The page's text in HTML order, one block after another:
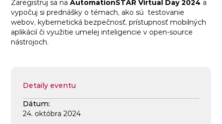
Zaregistruj sa naAutomationSTAR Virtual Day 2024 a
vypočuj si prednášky o témach, ako sú testovanie
webov, kybernetická bezpečnosť, prístupnosť mobilných
aplikácií či využitie umelej inteligencie v open-source
nástrojoch.
Detaily eventu
Dátum:
24. októbra 2024